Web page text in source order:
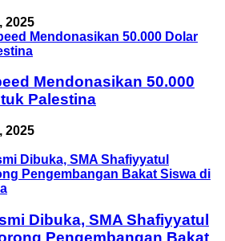
2025
Mendonasikan 50.000
Palestina
2025
Dibuka, SMA Shafiyyatul
Pengembangan Bakat